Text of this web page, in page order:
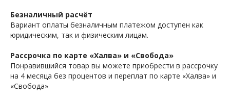
Безналичный расчёт
Вариант оплаты безналичным платежом доступен как
юридическим, так и физическим лицам.
Рассрочка по карте «Халва» и «Свобода»
Понравившийся товар вы можете приобрести в рассрочку
на 4 месяца без процентов и переплат по карте «Халва» и
«Свобода»